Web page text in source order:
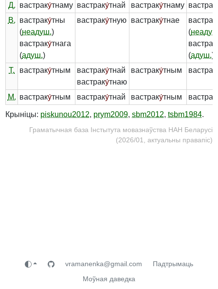
Д. вастраку́тнаму вастраку́тнай вастраку́тнаму вастрак
В. вастраку́тны
(неадуш.)
вастраку́тнага
(адуш.)
вастраку́тную вастраку́тнае вастрак
(
вастрак
(адуш.)
Т.
вастраку́тным вастраку́тнай
вастраку́тнаю
вастраку́тным вастрак
М. вастраку́тным вастраку́тнай вастраку́тным вастрак
Крыніцы: piskunou2012, prym2009, sbm2012, tsbm1984.
Граматычная база Інстытута мовазнаўства НАН Беларусі
(2026/01, актуальны правапіс)
vramanenka@gmail.com
Падтрымаць
Моўная даведка